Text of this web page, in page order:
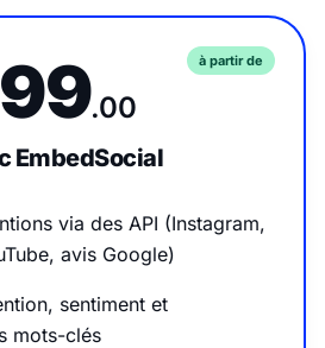
99.00
à partir de
EmbedSocial
via des API (Instagram,
avis Google)
sentiment et
mots-clés